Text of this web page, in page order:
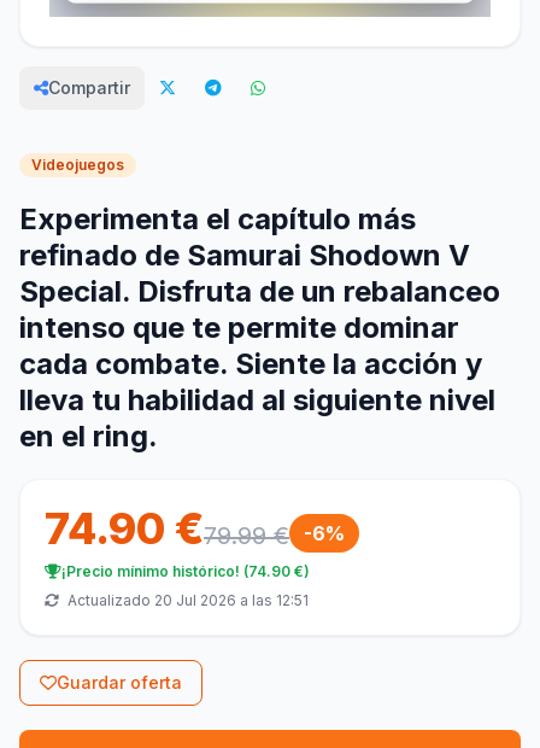
Compartir
Videojuegos
Experimenta el capítulo más
refinado de Samurai Shodown V
Special. Disfruta de un rebalanceo
intenso que te permite dominar
cada combate. Siente la acción y
lleva tu habilidad al siguiente nivel
en el ring.
74.90 €79.99 € -6%
¡Precio mínimo histórico! (74.90 €)
Actualizado 20 Jul 2026 a las 12:51
Guardar oferta